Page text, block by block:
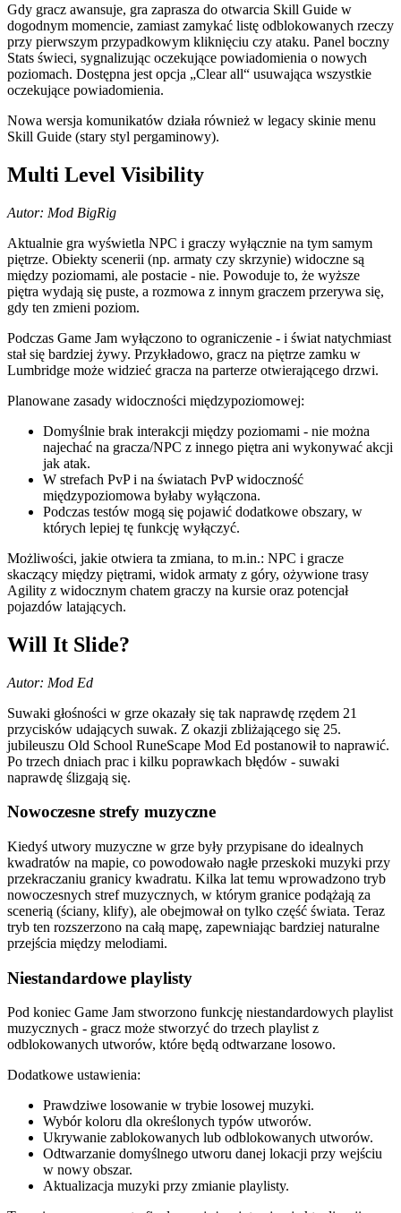
Gdy gracz awansuje, gra zaprasza do otwarcia Skill Guide w
dogodnym momencie, zamiast zamykać listę odblokowanych rzeczy
przy pierwszym przypadkowym kliknięciu czy ataku. Panel boczny
Stats świeci, sygnalizując oczekujące powiadomienia o nowych
poziomach. Dostępna jest opcja „Clear all“ usuwająca wszystkie
oczekujące powiadomienia.
Nowa wersja komunikatów działa również w legacy skinie menu
Skill Guide (stary styl pergaminowy).
Multi Level Visibility
Autor: Mod BigRig
Aktualnie gra wyświetla NPC i graczy wyłącznie na tym samym
piętrze. Obiekty scenerii (np. armaty czy skrzynie) widoczne są
między poziomami, ale postacie - nie. Powoduje to, że wyższe
piętra wydają się puste, a rozmowa z innym graczem przerywa się,
gdy ten zmieni poziom.
Podczas Game Jam wyłączono to ograniczenie - i świat natychmiast
stał się bardziej żywy. Przykładowo, gracz na piętrze zamku w
Lumbridge może widzieć gracza na parterze otwierającego drzwi.
Planowane zasady widoczności międzypoziomowej:
Domyślnie brak interakcji między poziomami - nie można
najechać na gracza/NPC z innego piętra ani wykonywać akcji
jak atak.
W strefach PvP i na światach PvP widoczność
międzypoziomowa byłaby wyłączona.
Podczas testów mogą się pojawić dodatkowe obszary, w
których lepiej tę funkcję wyłączyć.
Możliwości, jakie otwiera ta zmiana, to m.in.: NPC i gracze
skaczący między piętrami, widok armaty z góry, ożywione trasy
Agility z widocznym chatem graczy na kursie oraz potencjał
pojazdów latających.
Will It Slide?
Autor: Mod Ed
Suwaki głośności w grze okazały się tak naprawdę rzędem 21
przycisków udających suwak. Z okazji zbliżającego się 25.
jubileuszu Old School RuneScape Mod Ed postanowił to naprawić.
Po trzech dniach prac i kilku poprawkach błędów - suwaki
naprawdę ślizgają się.
Nowoczesne strefy muzyczne
Kiedyś utwory muzyczne w grze były przypisane do idealnych
kwadratów na mapie, co powodowało nagłe przeskoki muzyki przy
przekraczaniu granicy kwadratu. Kilka lat temu wprowadzono tryb
nowoczesnych stref muzycznych, w którym granice podążają za
scenerią (ściany, klify), ale obejmował on tylko część świata. Teraz
tryb ten rozszerzono na całą mapę, zapewniając bardziej naturalne
przejścia między melodiami.
Niestandardowe playlisty
Pod koniec Game Jam stworzono funkcję niestandardowych playlist
muzycznych - gracz może stworzyć do trzech playlist z
odblokowanych utworów, które będą odtwarzane losowo.
Dodatkowe ustawienia:
Prawdziwe losowanie w trybie losowej muzyki.
Wybór koloru dla określonych typów utworów.
Ukrywanie zablokowanych lub odblokowanych utworów.
Odtwarzanie domyślnego utworu danej lokacji przy wejściu
w nowy obszar.
Aktualizacja muzyki przy zmianie playlisty.